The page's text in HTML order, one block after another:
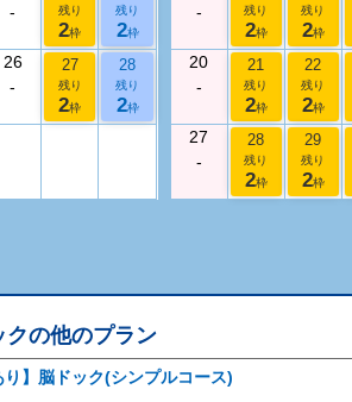
-
残り
2枠
残り
2枠
26
-
27
残り
2枠
28
残り
2枠
-
残り
2枠
残り
2枠
20
-
21
残り
2枠
22
残り
2枠
27
-
28
残り
2枠
29
残り
2枠
クの他のプラン
り】脳ドック(シンプルコース)